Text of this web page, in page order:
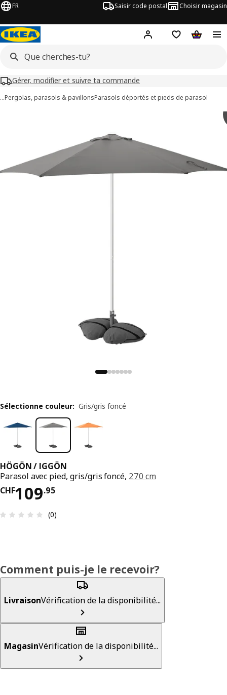
FR Saisir code postal Choisir magasin
Hej! Connecte-toi
Liste d'achats
Panier
Gérer, modifier et suivre ta commande
…Pergolas, parasols & pavillonsParasols déportés et pieds de parasol
HÖGÖN / IGGÖN
Parasol avec pied, gris/gris foncé, 270 cm
CHF109.95
Prix CHF 109.95
Avis: 0 sur 5 étoiles. Nombre total d’avis: 0
(0)
Sélectionne couleur: Gris/gris foncé
Comment puis-je le recevoir?
LivraisonVérification de la disponibilité...
MagasinVérification de la disponibilité...